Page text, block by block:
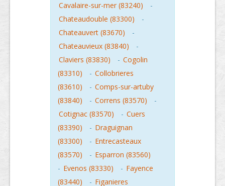
Cavalaire-sur-mer (83240)
-
Chateaudouble (83300)
-
Chateauvert (83670)
-
Chateauvieux (83840)
-
Claviers (83830)
- Cogolin
(83310)
- Collobrieres
(83610)
- Comps-sur-artuby
(83840)
- Correns (83570)
-
Cotignac (83570)
- Cuers
(83390)
- Draguignan
(83300)
- Entrecasteaux
(83570)
- Esparron (83560)
- Evenos (83330) - Fayence
(83440)
- Figanieres